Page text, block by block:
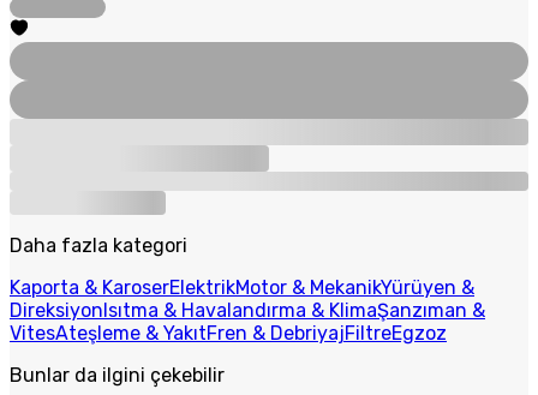
Daha fazla kategori
Kaporta & KaroserElektrikMotor & MekanikYürüyen &
DireksiyonIsıtma & Havalandırma & KlimaŞanzıman &
VitesAteşleme & YakıtFren & DebriyajFiltreEgzoz
Bunlar da ilgini çekebilir